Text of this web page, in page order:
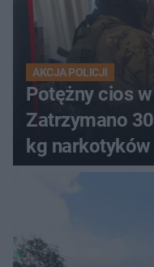
AKCJA POLICJI
Potężny cios
Zatrzymano 303 osoby i przejęto 72
kg narkotyków